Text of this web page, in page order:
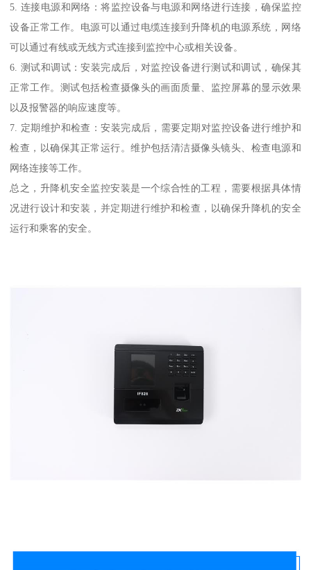
5. 连接电源和网络：将监控设备与电源和网络进行连接，确保监控
设备正常工作。电源可以通过电缆连接到升降机的电源系统，网络
可以通过有线或无线方式连接到监控中心或相关设备。
6. 测试和调试：安装完成后，对监控设备进行测试和调试，确保其
正常工作。测试包括检查摄像头的画面质量、监控屏幕的显示效果
以及报警器的响应速度等。
7. 定期维护和检查：安装完成后，需要定期对监控设备进行维护和
检查，以确保其正常运行。维护包括清洁摄像头镜头、检查电源和
网络连接等工作。
总之，升降机安全监控安装是一个综合性的工程，需要根据具体情
况进行设计和安装，并定期进行维护和检查，以确保升降机的安全
运行和乘客的安全。